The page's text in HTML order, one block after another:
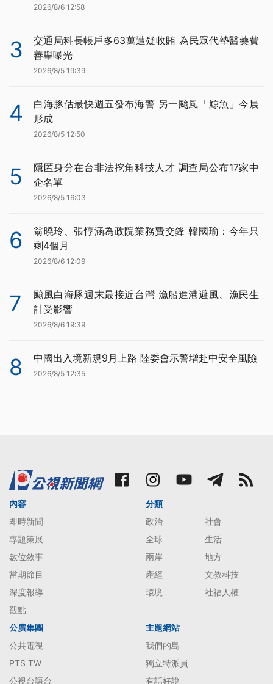
2026/8/6 12:58
3
交通局科長帳戶多63萬遭疑收賄 為民眾代墊醫藥費
善舉曝光
2026/8/5 19:39
4
白海豚估最快週五發布海警 另一颱風「鯨魚」今晨
形成
2026/8/5 12:50
5
隱匿身分在台非法挖角科技人才 調查局公布17家中
企名單
2026/8/5 16:03
6
翁曉玲、張惇涵為政院業務費交鋒 韓國瑜：今年只
剩4個月
2026/8/6 12:09
7
颱風白海豚週末最接近台灣 漁船進港避風、漁民生
計受影響
2026/8/6 19:39
8 中國出入境新規9月上路 陸委會示警增赴中安全風險
2026/8/5 12:35
內容
即時新聞
專題策展
數位敘事
當期節目
深度報導
觀點
分類
政治
社會
全球
生活
兩岸
地方
產經
文教科技
環境
社福人權
公廣集團
公共電視
PTS TW
公視台語台
主題網站
我們的島
獨立特派員
有話好說